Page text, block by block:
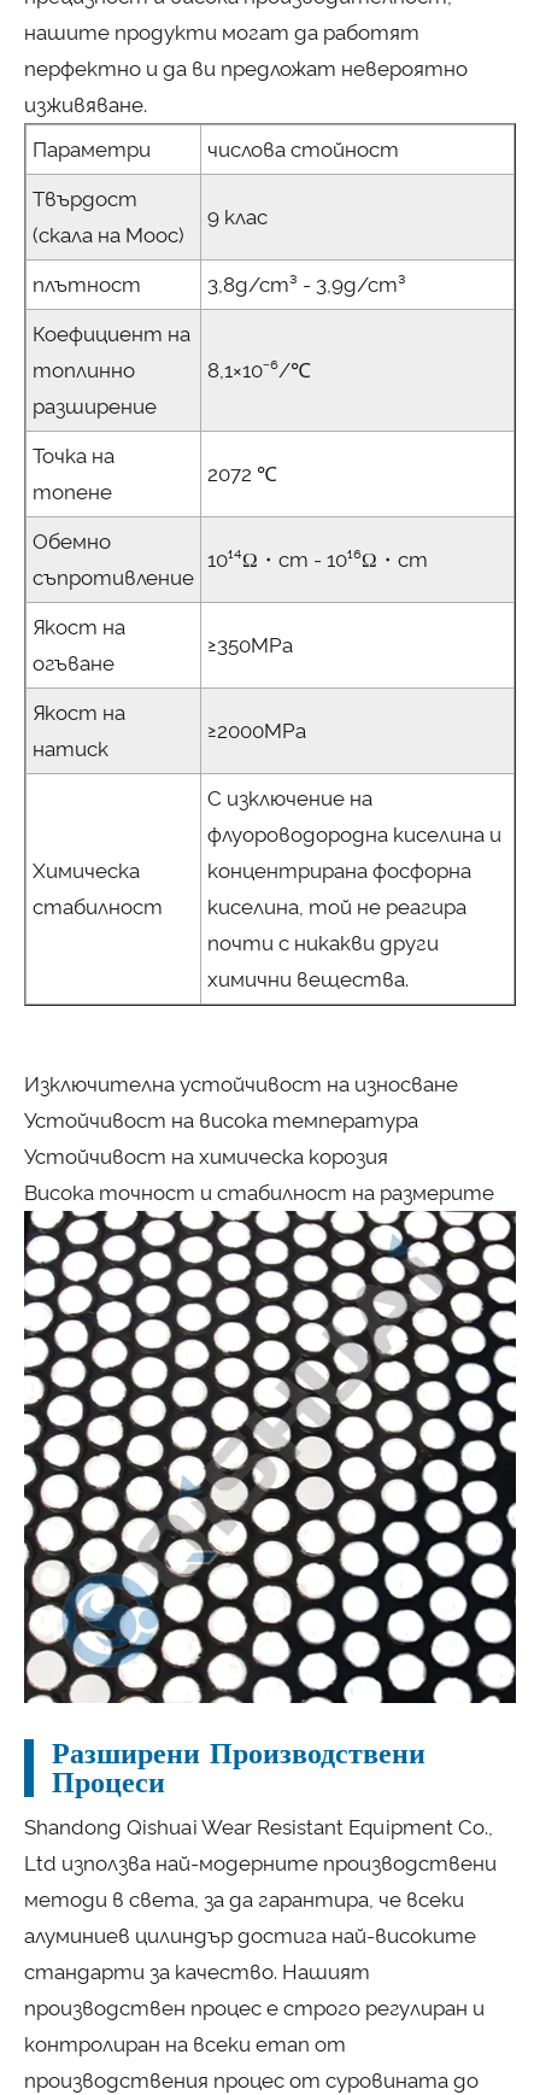
нашите продукти могат да работят
перфектно и да ви предложат невероятно
изживяване.
Параметри
числова стойност
Твърдост
(скала на Моос)
9 клас
плътност 3,8g/cm³ - 3,9g/cm³
Коефициент на
топлинно
разширение
8,1×10⁻⁶/℃
Точка на
топене
2072 ℃
Обемно
съпротивление
10¹⁴Ω・cm - 10¹⁶Ω・cm
Якост на
огъване
≥350MPa
Якост на
натиск
≥2000MPa
Химическа
стабилност
С изключение на
флуороводородна киселина и
концентрирана фосфорна
киселина, той не реагира
почти с никакви други
химични вещества.
Изключителна устойчивост на износване
Устойчивост на висока температура
Устойчивост на химическа корозия
Висока точност и стабилност на размерите
Разширени Производствени
Процеси
Shandong Qishuai Wear Resistant Equipment Co.,
Ltd използва най-модерните производствени
методи в света, за да гарантира, че всеки
алуминиев цилиндър достига най-високите
стандарти за качество. Нашият
производствен процес е строго регулиран и
контролиран на всеки етап от
производствения процес от суровината до